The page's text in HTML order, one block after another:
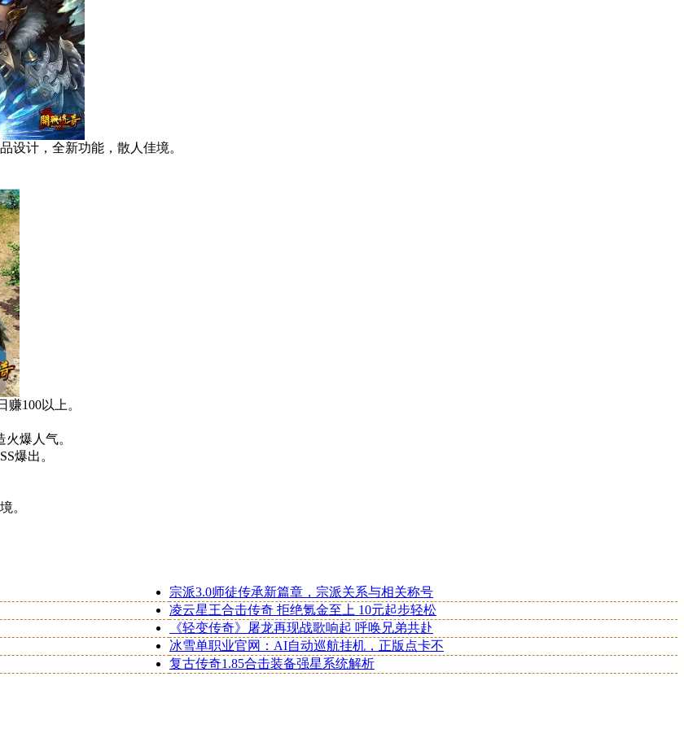
设计，全新功能，散人佳境。
100以上。
爆人气。
爆出。
。
宗派3.0师徒传承新篇章，宗派关系与相关称号
凌云星王合击传奇 拒绝氪金至上 10元起步轻松
《轻变传奇》屠龙再现战歌响起 呼唤兄弟共赴
冰雪单职业官网：AI自动巡航挂机，正版点卡不
复古传奇1.85合击装备强星系统解析